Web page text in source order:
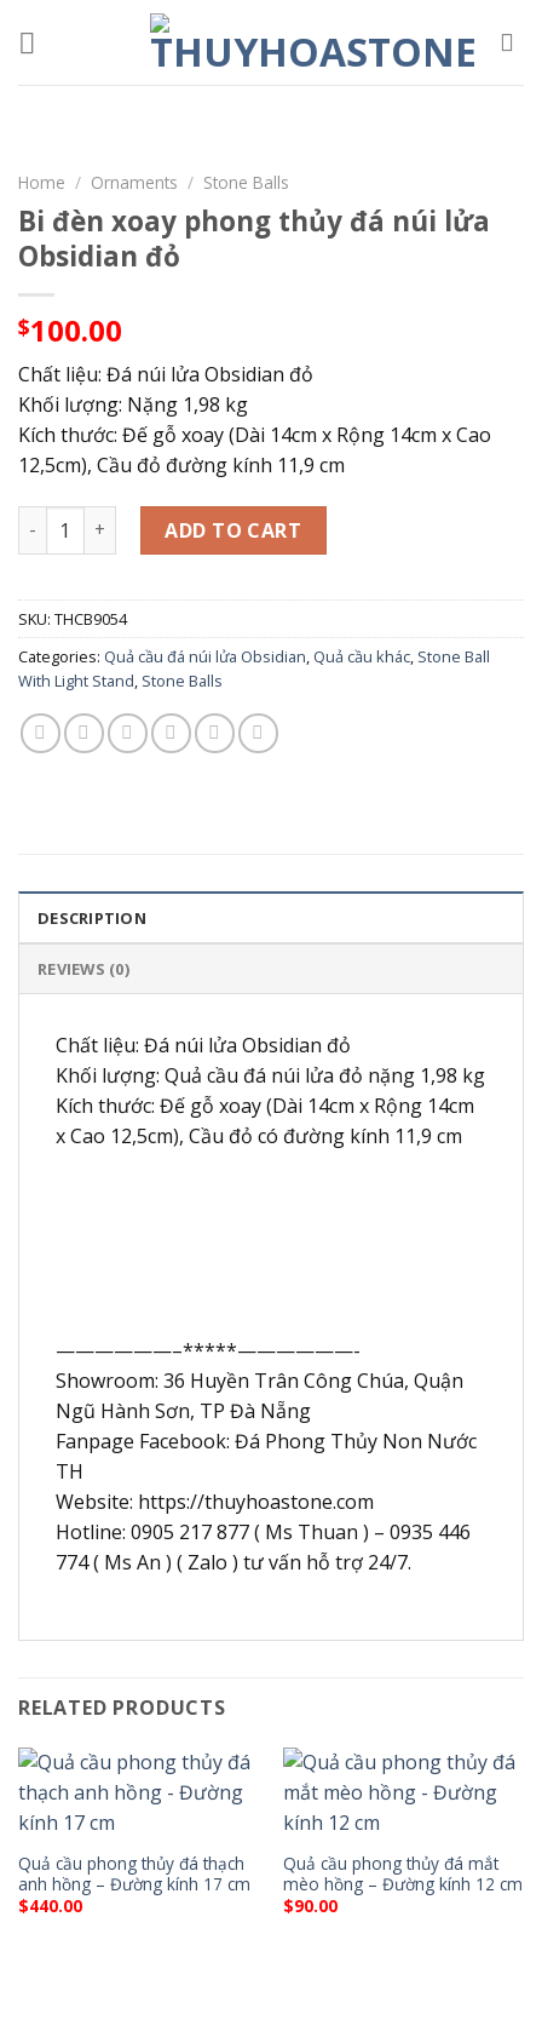
Home / Ornaments / Stone Balls
Bi đèn xoay phong thủy đá núi lửa
Obsidian đỏ
$100.00
Chất liệu: Đá núi lửa Obsidian đỏ
Khối lượng: Nặng 1,98 kg
Kích thước: Đế gỗ xoay (Dài 14cm x Rộng 14cm x Cao
12,5cm), Cầu đỏ đường kính 11,9 cm
Bi đèn xoay phong thủy đá núi lửa Obsidian đỏ quantity
ADD TO CART
SKU: THCB9054
Categories: Quả cầu đá núi lửa Obsidian Quả cầu khác Stone Ball
With Light Stand Stone Balls
DESCRIPTION
REVIEWS (0)
Chất liệu: Đá núi lửa Obsidian đỏ
Khối lượng: Quả cầu đá núi lửa đỏ nặng 1,98 kg
Kích thước: Đế gỗ xoay (Dài 14cm x Rộng 14cm
x Cao 12,5cm), Cầu đỏ có đường kính 11,9 cm
——————–*****——————-
Showroom: 36 Huyền Trân Công Chúa, Quận
Ngũ Hành Sơn, TP Đà Nẵng
Fanpage Facebook: Đá Phong Thủy Non Nước
TH
Website: https://thuyhoastone.com
Hotline: 0905 217 877 ( Ms Thuan ) – 0935 446
774 ( Ms An ) ( Zalo ) tư vấn hỗ trợ 24/7.
RELATED PRODUCTS
Quả cầu phong thủy đá thạch
anh hồng – Đường kính 17 cm
$440.00
Quả cầu phong thủy đá mắt
mèo hồng – Đường kính 12 cm
$90.00